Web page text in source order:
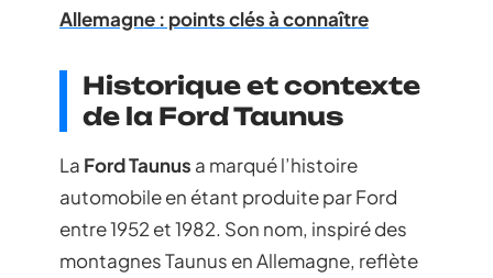
Allemagne : points clés à connaître
Historique et contexte
de la Ford Taunus
La Ford Taunus a marqué l’histoire
automobile en étant produite par Ford
entre 1952 et 1982. Son nom, inspiré des
montagnes Taunus en Allemagne, reflète